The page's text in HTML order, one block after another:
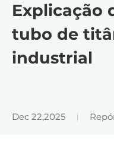
Explicação
tubo de
industrial
Dec 22,2025